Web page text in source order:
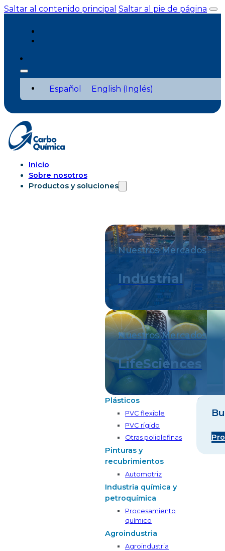
Saltar al contenido principal Saltar al pie de página
Español English (Inglés)
Inicio
Sobre nosotros
Productos y soluciones
Nuestros Mercados
Industrial
Nuestros Mercados
LifeSciences
Plásticos
PVC flexible
PVC rígido
Otras poliolefinas
Pinturas y
recubrimientos
Automotriz
Industria química y
petroquímica
Procesamiento
químico
Agroindustria
Agroindustria